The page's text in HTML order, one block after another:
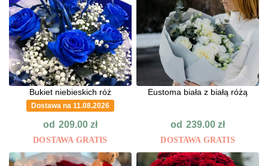
Bukiet niebieskich róż
Dostawa na 11.08.2026
od 209.00 zł
DOSTAWA GRATIS
Eustoma biała z białą różą
od 239.00zł
DOSTAWA GRATIS